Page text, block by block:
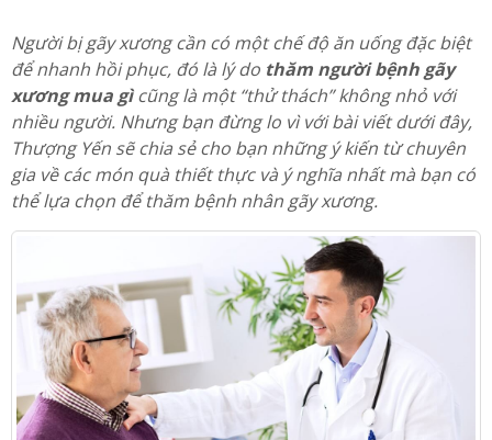
Người bị gãy xương cần có một chế độ ăn uống đặc biệt
để nhanh hồi phục, đó là lý do thăm người bệnh gãy
xương mua gìcũng là một “thử thách” không nhỏ với
nhiều người. Nhưng bạn đừng lo vì với bài viết dưới đây,
Thượng Yến sẽ chia sẻ cho bạn những ý kiến từ chuyên
gia về các món quà thiết thực và ý nghĩa nhất mà bạn có
thể lựa chọn để thăm bệnh nhân gãy xương.